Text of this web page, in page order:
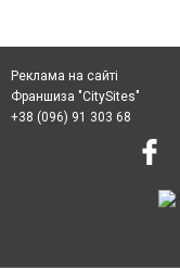
Реклама на сайті
Франшиза "CitySites"
+38 (096) 91 303 68